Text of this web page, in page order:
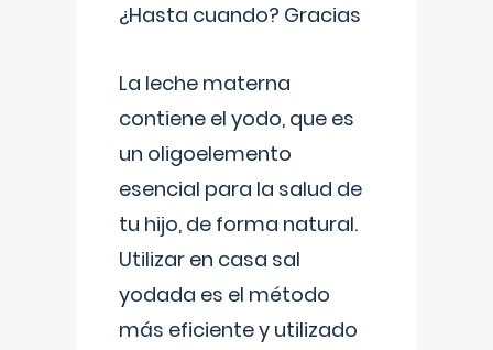
¿Hasta cuando? Gracias
La leche materna
contiene el yodo, que es
un oligoelemento
esencial para la salud de
tu hijo, de forma natural.
Utilizar en casa sal
yodada es el método
más eficiente y utilizado